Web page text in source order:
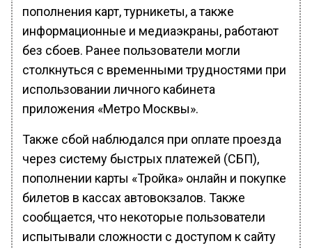
пополнения карт, турникеты, а также
информационные и медиаэкраны, работают
без сбоев. Ранее пользователи могли
столкнуться с временными трудностями при
использовании личного кабинета
приложения «Метро Москвы».
Также сбой наблюдался при оплате проезда
через систему быстрых платежей (СБП),
пополнении карты «Тройка» онлайн и покупке
билетов в кассах автовокзалов. Также
сообщается, что некоторые пользователи
испытывали сложности с доступом к сайту